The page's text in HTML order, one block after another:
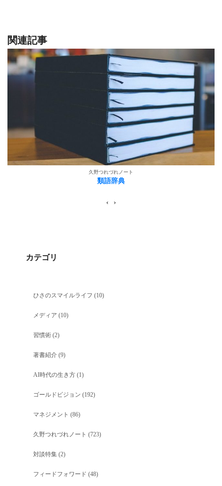
関連記事
久野つれづれノート
類語辞典
‹ ›
カテゴリ
ひさのスマイルライフ (10)
メディア (10)
習慣術(2)
著書紹介(9)
AI時代の生き方(1)
ゴールドビジョン (192)
マネジメント (86)
久野つれづれノート (723)
対談特集(2)
フィードフォワード (48)